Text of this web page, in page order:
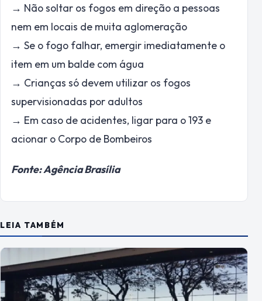
→ Não soltar os fogos em direção a pessoas
nem em locais de muita aglomeração
→ Se o fogo falhar, emergir imediatamente o
item em um balde com água
→ Crianças só devem utilizar os fogos
supervisionadas por adultos
→ Em caso de acidentes, ligar para o 193 e
acionar o Corpo de Bombeiros
Fonte: Agência Brasília
LEIA TAMBÉM